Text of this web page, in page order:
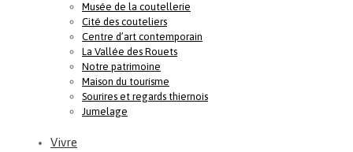
Musée de la coutellerie
Cité des couteliers
Centre d’art contemporain
La Vallée des Rouets
Notre patrimoine
Maison du tourisme
Sourires et regards thiernois
Jumelage
Vivre